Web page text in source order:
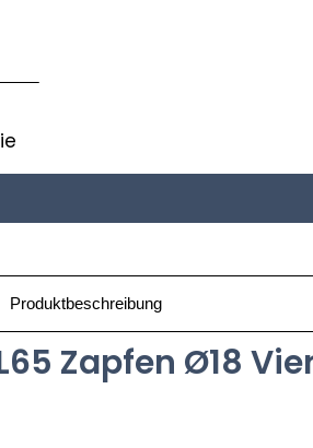
Produktbeschreibung
Zapfen Ø18